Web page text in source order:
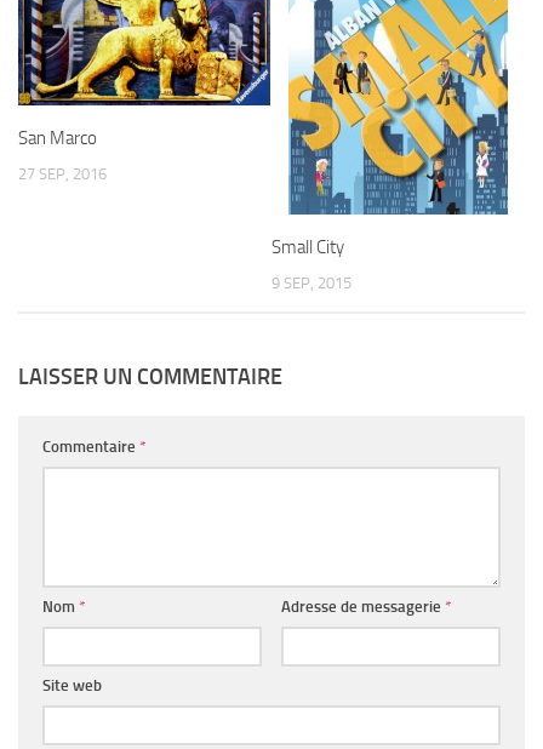
San Marco
27 SEP, 2016
Small City
9 SEP, 2015
LAISSER UN COMMENTAIRE
Commentaire *
Nom * Adresse de messagerie *
Site web